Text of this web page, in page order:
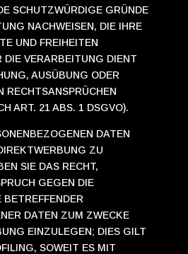
SCHUTZWÜRDIGE GRÜNDE
NACHWEISEN, DIE IHRE
UND FREIHEITEN
DIE VERARBEITUNG DIENT
AUSÜBUNG ODER
RECHTSANSPRÜCHEN
ART. 21 ABS. 1 DSGVO).
DATEN
ZU
SIE DAS RECHT,
GEGEN DIE
DATEN ZUM ZWECKE
EINZULEGEN; DIES GILT
SOWEIT ES MIT